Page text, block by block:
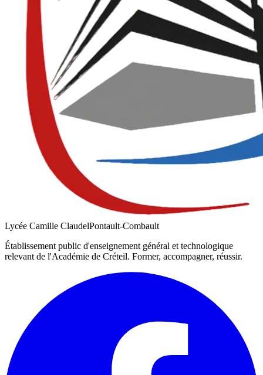
Lycée Camille ClaudelPontault-Combault
Établissement public d'enseignement général et technologique
relevant de l'Académie de Créteil. Former, accompagner, réussir.